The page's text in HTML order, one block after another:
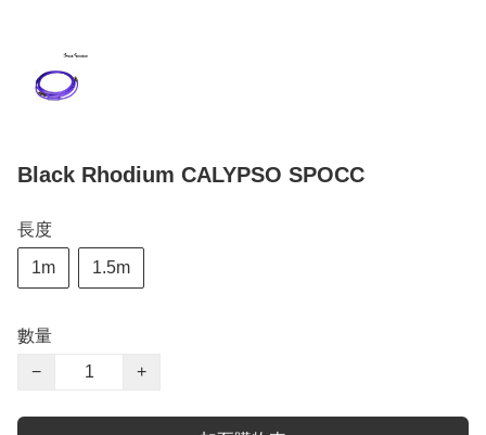
Black Rhodium CALYPSO SPOCC
長度
1m 1.5m
數量
−
+